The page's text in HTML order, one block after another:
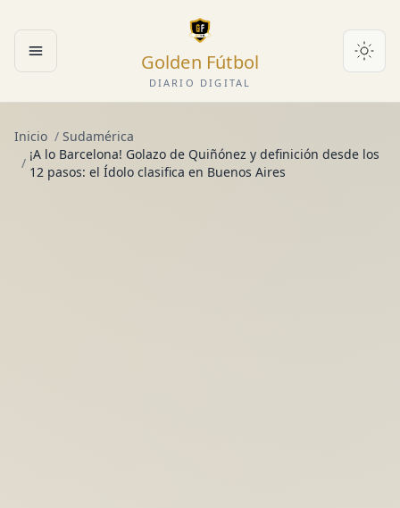
Abrir menú Golden Fútbol
DIARIO DIGITAL
Inicio / Sudamérica
/
¡A lo Barcelona! Golazo de Quiñónez y definición desde los
12 pasos: el Ídolo clasifica en Buenos Aires